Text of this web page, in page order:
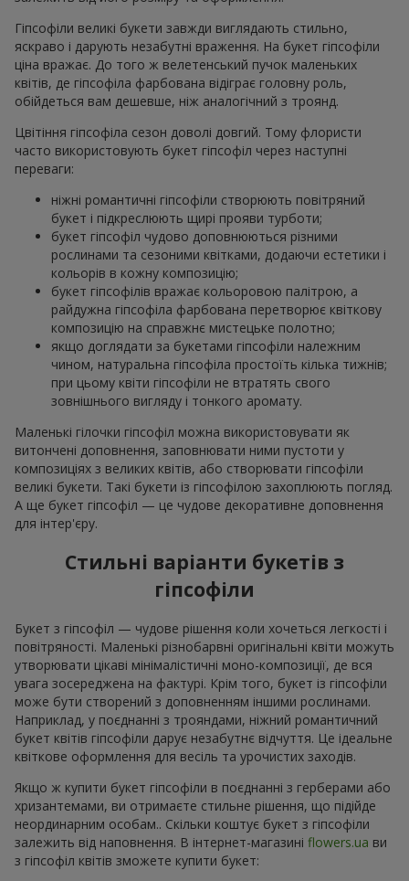
Гіпсофіли великі букети завжди виглядають стильно,
яскраво і дарують незабутні враження. На букет гіпсофіли
ціна вражає. До того ж велетенський пучок маленьких
квітів, де гіпсофіла фарбована відіграє головну роль,
обійдеться вам дешевше, ніж аналогічний з троянд.
Цвітіння гіпсофіла сезон доволі довгий. Тому флористи
часто використовують букет гіпсофіл через наступні
переваги:
ніжні романтичні гіпсофіли створюють повітряний
букет і підкреслюють щирі прояви турботи;
букет гіпсофіл чудово доповнюються різними
рослинами та сезоними квітками, додаючи естетики і
кольорів в кожну композицію;
букет гіпсофілів вражає кольоровою палітрою, а
райдужна гіпсофіла фарбована перетворює квіткову
композицію на справжнє мистецьке полотно;
якщо доглядати за букетами гіпсофіли належним
чином, натуральна гіпсофіла простоїть кілька тижнів;
при цьому квіти гіпсофіли не втратять свого
зовнішнього вигляду і тонкого аромату.
Маленькі гілочки гіпсофіл можна використовувати як
витончені доповнення, заповнювати ними пустоти у
композиціях з великих квітів, або створювати гіпсофіли
великі букети. Такі букети із гіпсофілою захоплюють погляд.
А ще букет гіпсофіл — це чудове декоративне доповнення
для інтер'єру.
Стильні варіанти букетів з
гіпсофіли
Букет з гіпсофіл — чудове рішення коли хочеться легкості і
повітряності. Маленькі різнобарвні оригінальні квіти можуть
утворювати цікаві мінімалістичні моно-композиції, де вся
увага зосереджена на фактурі. Крім того, букет із гіпсофіли
може бути створений з доповненням іншими рослинами.
Наприклад, у поєднанні з трояндами, ніжний романтичний
букет квітів гіпсофіли дарує незабутнє відчуття. Це ідеальне
квіткове оформлення для весіль та урочистих заходів.
Якщо ж купити букет гіпсофіли в поєднанні з герберами або
хризантемами, ви отримаєте стильне рішення, що підійде
неординарним особам.. Скільки коштує букет з гіпсофіли
залежить від наповнення. В інтернет-магазині flowers.ua ви
з гіпсофіл квітів зможете купити букет: